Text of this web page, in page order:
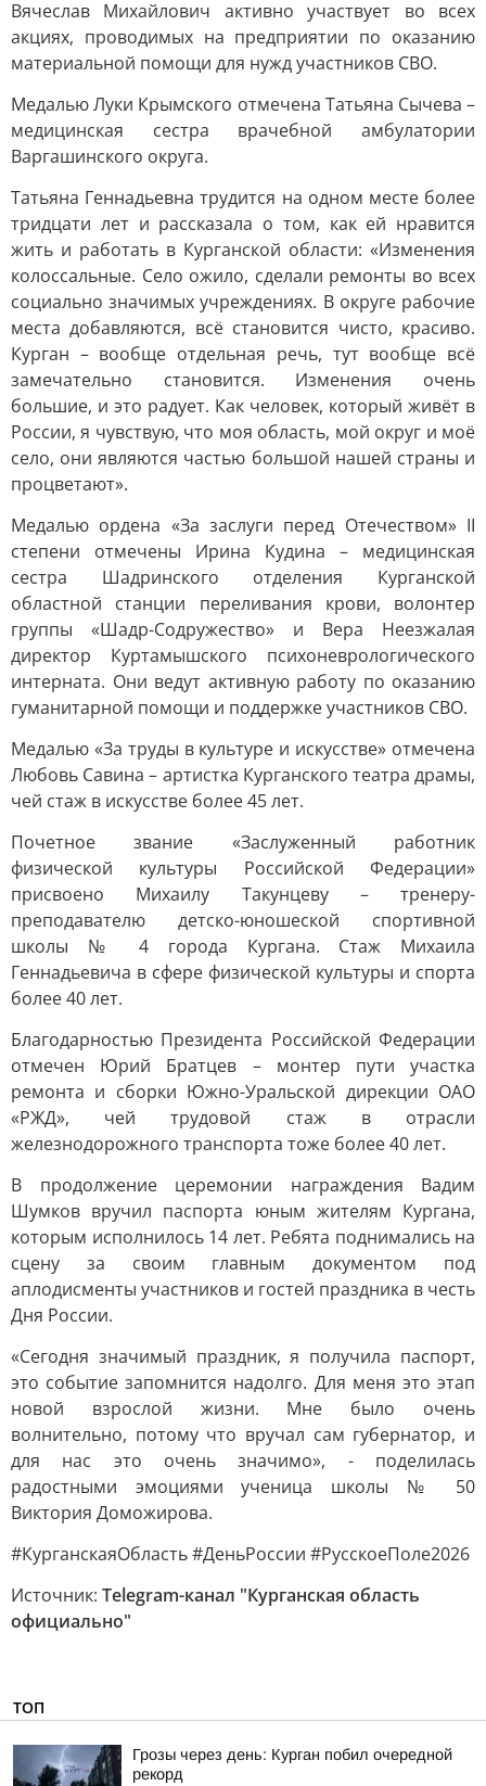
Вячеслав Михайлович активно участвует во всех
акциях, проводимых на предприятии по оказанию
материальной помощи для нужд участников СВО.
Медалью Луки Крымского отмечена Татьяна Сычева –
медицинская сестра врачебной амбулатории
Варгашинского округа.
Татьяна Геннадьевна трудится на одном месте более
тридцати лет и рассказала о том, как ей нравится
жить и работать в Курганской области: «Изменения
колоссальные. Село ожило, сделали ремонты во всех
социально значимых учреждениях. В округе рабочие
места добавляются, всё становится чисто, красиво.
Курган – вообще отдельная речь, тут вообще всё
замечательно становится. Изменения очень
большие, и это радует. Как человек, который живёт в
России, я чувствую, что моя область, мой округ и моё
село, они являются частью большой нашей страны и
процветают».
Медалью ордена «За заслуги перед Отечеством» II
степени отмечены Ирина Кудина – медицинская
сестра Шадринского отделения Курганской
областной станции переливания крови, волонтер
группы «Шадр-Содружество» и Вера Неезжалая
директор Куртамышского психоневрологического
интерната. Они ведут активную работу по оказанию
гуманитарной помощи и поддержке участников СВО.
Медалью «За труды в культуре и искусстве» отмечена
Любовь Савина – артистка Курганского театра драмы,
чей стаж в искусстве более 45 лет.
Почетное звание «Заслуженный работник
физической культуры Российской Федерации»
присвоено Михаилу Такунцеву – тренеру-
преподавателю детско-юношеской спортивной
школы № 4 города Кургана. Стаж Михаила
Геннадьевича в сфере физической культуры и спорта
более 40 лет.
Благодарностью Президента Российской Федерации
отмечен Юрий Братцев – монтер пути участка
ремонта и сборки Южно-Уральской дирекции ОАО
«РЖД», чей трудовой стаж в отрасли
железнодорожного транспорта тоже более 40 лет.
В продолжение церемонии награждения Вадим
Шумков вручил паспорта юным жителям Кургана,
которым исполнилось 14 лет. Ребята поднимались на
сцену за своим главным документом под
аплодисменты участников и гостей праздника в честь
Дня России.
«Сегодня значимый праздник, я получила паспорт,
это событие запомнится надолго. Для меня это этап
новой взрослой жизни. Мне было очень
волнительно, потому что вручал сам губернатор, и
для нас это очень значимо», - поделилась
радостными эмоциями ученица школы № 50
Виктория Доможирова.
#КурганскаяОбласть #ДеньРоссии #РусскоеПоле2026
Источник: Telegram-канал "Курганская область
официально"
ТОП
Грозы через день: Курган побил очередной
рекорд